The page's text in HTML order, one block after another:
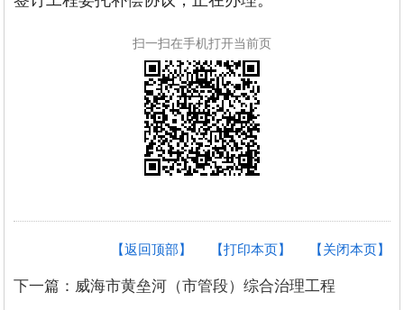
扫一扫在手机打开当前页
【关闭本页】
【打印本页】
【返回顶部】
下一篇：威海市黄垒河（市管段）综合治理工程